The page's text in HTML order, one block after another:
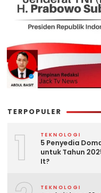
TERPOPULER
1 TEKNOLOGI
5 Penyedia
untuk Tahun
It?
TEKNOLOGI